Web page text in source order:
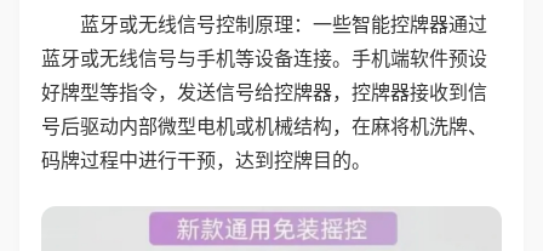
蓝牙或无线信号控制原理：一些智能控牌器通过
蓝牙或无线信号与手机等设备连接。手机端软件预设
好牌型等指令，发送信号给控牌器，控牌器接收到信
号后驱动内部微型电机或机械结构，在麻将机洗牌、
码牌过程中进行干预，达到控牌目的。